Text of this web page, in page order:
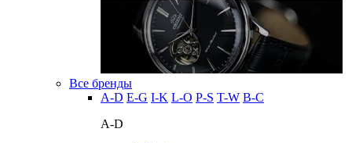
Все бренды
A-D E-G I-K L-O P-S T-W В-С
A-D